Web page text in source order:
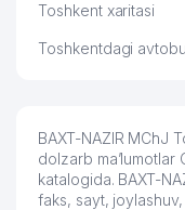
59
60 MARY-ELLE
62 FARMEXX
63
BEMIDAVS
Toshkent xaritasi
Toshkentdagi
BAXT-NAZIR MChJ
dolzarb ma’lumotlar
katalogida. BAXT-
faks, sayt, joylashuv,